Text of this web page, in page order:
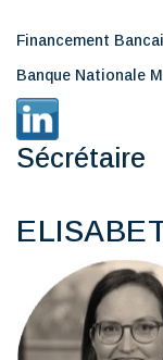
Financement
Banque Nationale
Sécrétaire